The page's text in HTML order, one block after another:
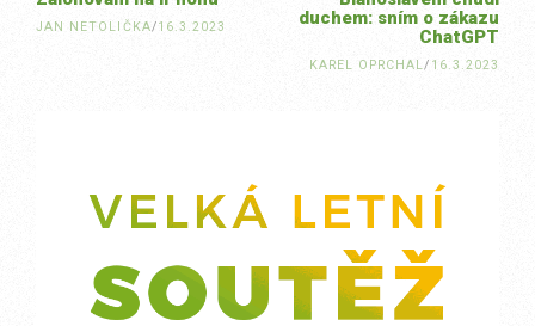
duchem: sním o zákazu
ChatGPT
KAREL OPRCHAL/ 16.3.2023
JAN NETOLIČKA/16.3.2023